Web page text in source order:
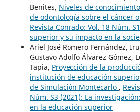
Benites, Niveles de
de odontología sobre el cáncer
Revista Conrado: Vol. 18 Núm.
superior y su impacto en la
Ariel José Romero Fernández,
Gustavo Adolfo Álvarez Gómez,
Tapia, Proyección de la
institución de educación
de Simulación Montecarlo ,
Núm. S3 (2021): La
en la educación superior